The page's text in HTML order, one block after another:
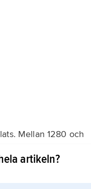
Mellan 1280 och
centrum.
artikeln?